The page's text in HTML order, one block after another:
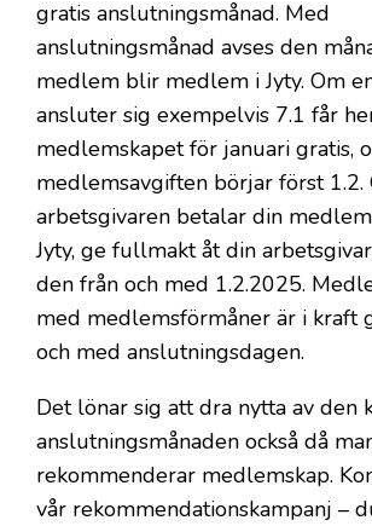
gratis anslutningsmånad. Med
anslutningsmånad avses den
medlem blir medlem i Jyty. Om
ansluter sig exempelvis 7.1 får
medlemskapet för januari gratis,
medlemsavgiften börjar först 1.2.
arbetsgivaren betalar din
Jyty, ge fullmakt åt din
den från och med 1.2.2025.
med medlemsförmåner är i kraft
och med anslutningsdagen.
Det lönar sig att dra nytta av den
anslutningsmånaden också då
rekommenderar medlemskap.
vår rekommendationskampanj –